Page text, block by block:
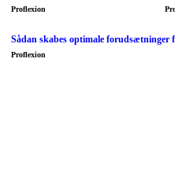
Proflexion
Sådan skabes optimale
Proflexion